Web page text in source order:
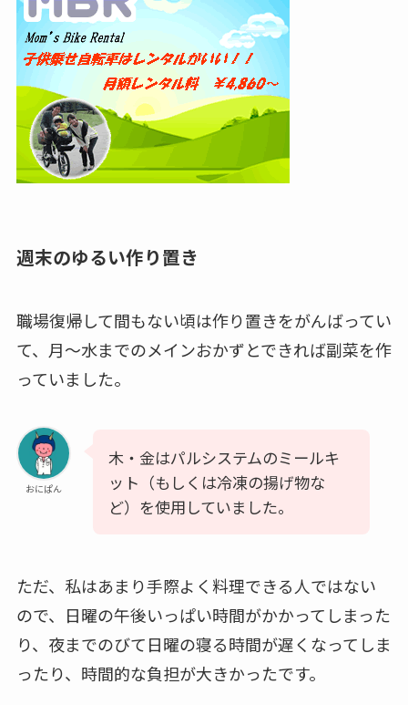
週末のゆるい作り置き
職場復帰して間もない頃は作り置きをがんばってい
て、月～水までのメインおかずとできれば副菜を作
っていました。
おにぱん
木・金はパルシステムのミールキ
ット（もしくは冷凍の揚げ物な
ど）を使用していました。
ただ、私はあまり手際よく料理できる人ではない
ので、日曜の午後いっぱい時間がかかってしまった
り、夜までのびて日曜の寝る時間が遅くなってしま
ったり、時間的な負担が大きかったです。